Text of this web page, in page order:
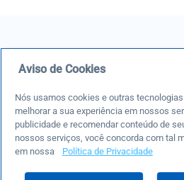
Aviso de Cookies
Nós usamos cookies e outras
melhorar a sua experiência em nossos
publicidade e recomendar conteúdo de
nossos serviços, você concorda com tal
em nossa
Política de Privacidade